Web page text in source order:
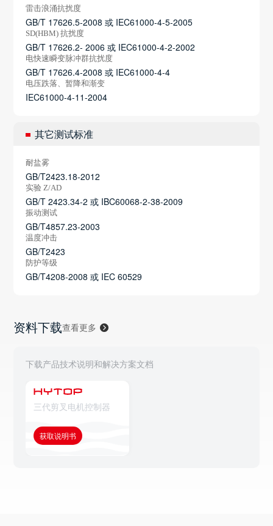
雷击浪涌抗扰度
GB/T 17626.5-2008 或 IEC61000-4-5-2005
SD(HBM) 抗扰度
GB/T 17626.2- 2006 或 IEC61000-4-2-2002
电快速瞬变脉冲群抗扰度
GB/T 17626.4-2008 或 IEC61000-4-4
电压跌落、暂降和渐变
IEC61000-4-11-2004
其它测试标准
耐盐雾
GB/T2423.18-2012
实验 Z/AD
GB/T 2423.34-2 或 IBC60068-2-38-2009
振动测试
GB/T4857.23-2003
温度冲击
GB/T2423
防护等级
GB/T4208-2008 或 IEC 60529
资料下载查看更多
下载产品技术说明和解决方案文档
三代剪叉电机控制器
获取说明书